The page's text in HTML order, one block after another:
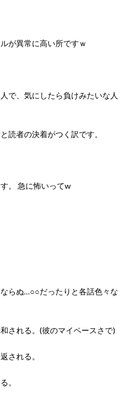
が異常に高い所ですｗ
で、気にしたら負けみたいな人
読者の決着がつく訳です。
。 急に怖いってw
らぬ…○○だったりと各話色々な
される。(彼のマイペースさで)
される。
。